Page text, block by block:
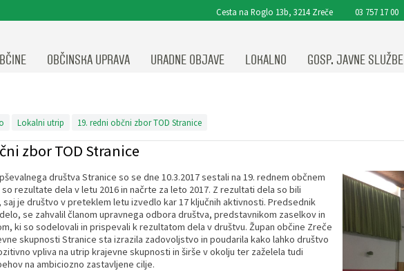
Cesta na Roglo 13b, 3214 Zreče 03 757 17 00
OBČINSKA UPRAVA URADNE OBJAVE LOKALNO GOSP. JAVNE SLUŽBE
Lokalni utrip 19. redni občni zbor TOD Stranice
zbor TOD Stranice
društva Stranice so se dne 10.3.2017 sestali na 19. rednem občnem
rezultate dela v letu 2016 in načrte za leto 2017. Z rezultati dela so bili
je društvo v preteklem letu izvedlo kar 17 ključnih aktivnosti. Predsednik
se zahvalil članom upravnega odbora društva, predstavnikom zaselkov in
ki so sodelovali in prispevali k rezultatom dela v društvu. Župan občine Zreče
skupnosti Stranice sta izrazila zadovoljstvo in poudarila kako lahko društvo
vpliva na utrip krajevne skupnosti in širše v okolju ter zaželela tudi
na ambiciozno zastavljene cilje.